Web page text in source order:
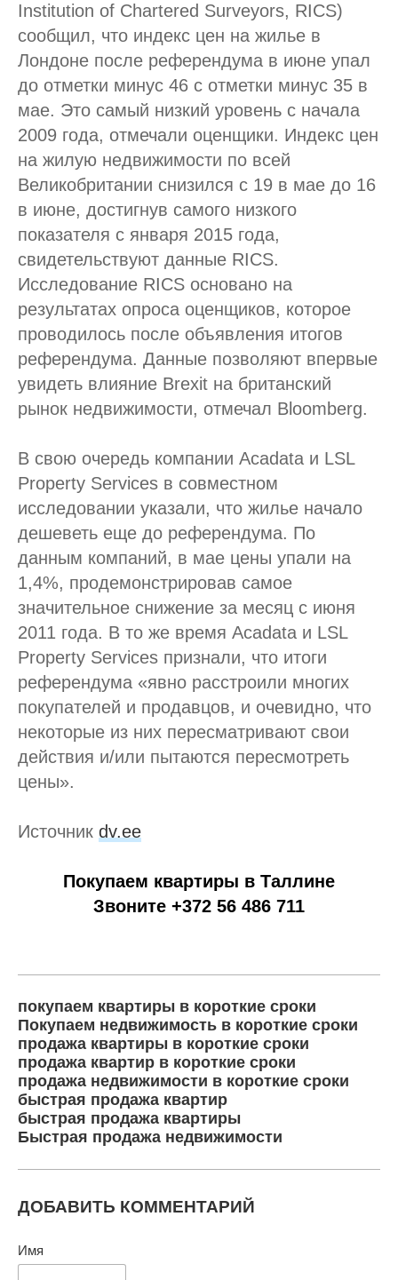
Institution of Chartered Surveyors, RICS)
сообщил, что индекс цен на жилье в
Лондоне после референдума в июне упал
до отметки минус 46 с отметки минус 35 в
мае. Это самый низкий уровень с начала
2009 года, отмечали оценщики. Индекс цен
на жилую недвижимости по всей
Великобритании снизился с 19 в мае до 16
в июне, достигнув самого низкого
показателя с января 2015 года,
свидетельствуют данные RICS.
Исследование RICS основано на
результатах опроса оценщиков, которое
проводилось после объявления итогов
референдума. Данные позволяют впервые
увидеть влияние Brexit на британский
рынок недвижимости, отмечал Bloomberg.
В свою очередь компании Acadata и LSL
Property Services в совместном
исследовании указали, что жилье начало
дешеветь еще до референдума. По
данным компаний, в мае цены упали на
1,4%, продемонстрировав самое
значительное снижение за месяц с июня
2011 года. В то же время Acadata и LSL
Property Services признали, что итоги
референдума «явно расстроили многих
покупателей и продавцов, и очевидно, что
некоторые из них пересматривают свои
действия и/или пытаются пересмотреть
цены».
Источник dv.ee
Покупаем квартиры в Таллине
Звоните +372 56 486 711
покупаем квартиры в короткие сроки
Покупаем недвижимость в короткие сроки
продажа квартиры в короткие сроки
продажа квартир в короткие сроки
продажа недвижимости в короткие сроки
быстрая продажа квартир
быстрая продажа квартиры
Быстрая продажа недвижимости
ДОБАВИТЬ КОММЕНТАРИЙ
Имя